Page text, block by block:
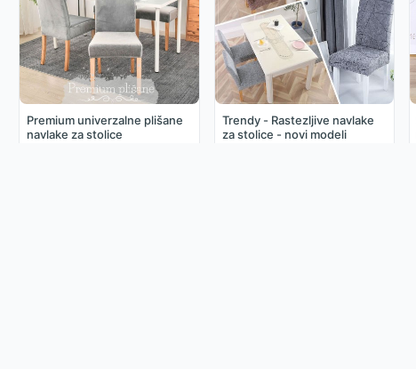
Premium univerzalne plišane
navlake za stolice
Trendy - Rastezljive navlake
za stolice - novi modeli